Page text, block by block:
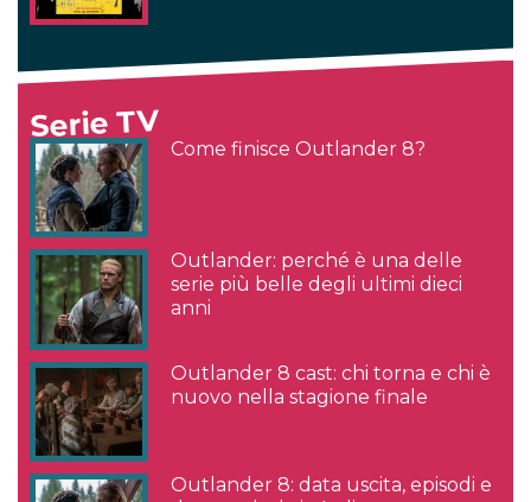
Serie TV
Come finisce Outlander 8?
Outlander: perché è una delle
serie più belle degli ultimi dieci
anni
Outlander 8 cast: chi torna e chi è
nuovo nella stagione finale
Outlander 8: data uscita, episodi e